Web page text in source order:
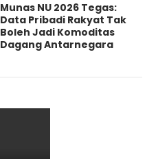
Munas NU 2026 Tegas:
Data Pribadi Rakyat Tak
Boleh Jadi Komoditas
Dagang Antarnegara